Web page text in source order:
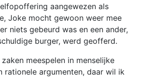
aangewezen als
Joke mocht gewoon weer mee
niets gebeurd was en een ander,
burger, werd geofferd.
meespelen in menselijke
rationele argumenten, daar wil ik